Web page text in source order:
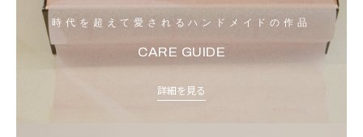
時代を超えて愛されるハンドメイドの作品
CARE GUIDE
詳細を見る